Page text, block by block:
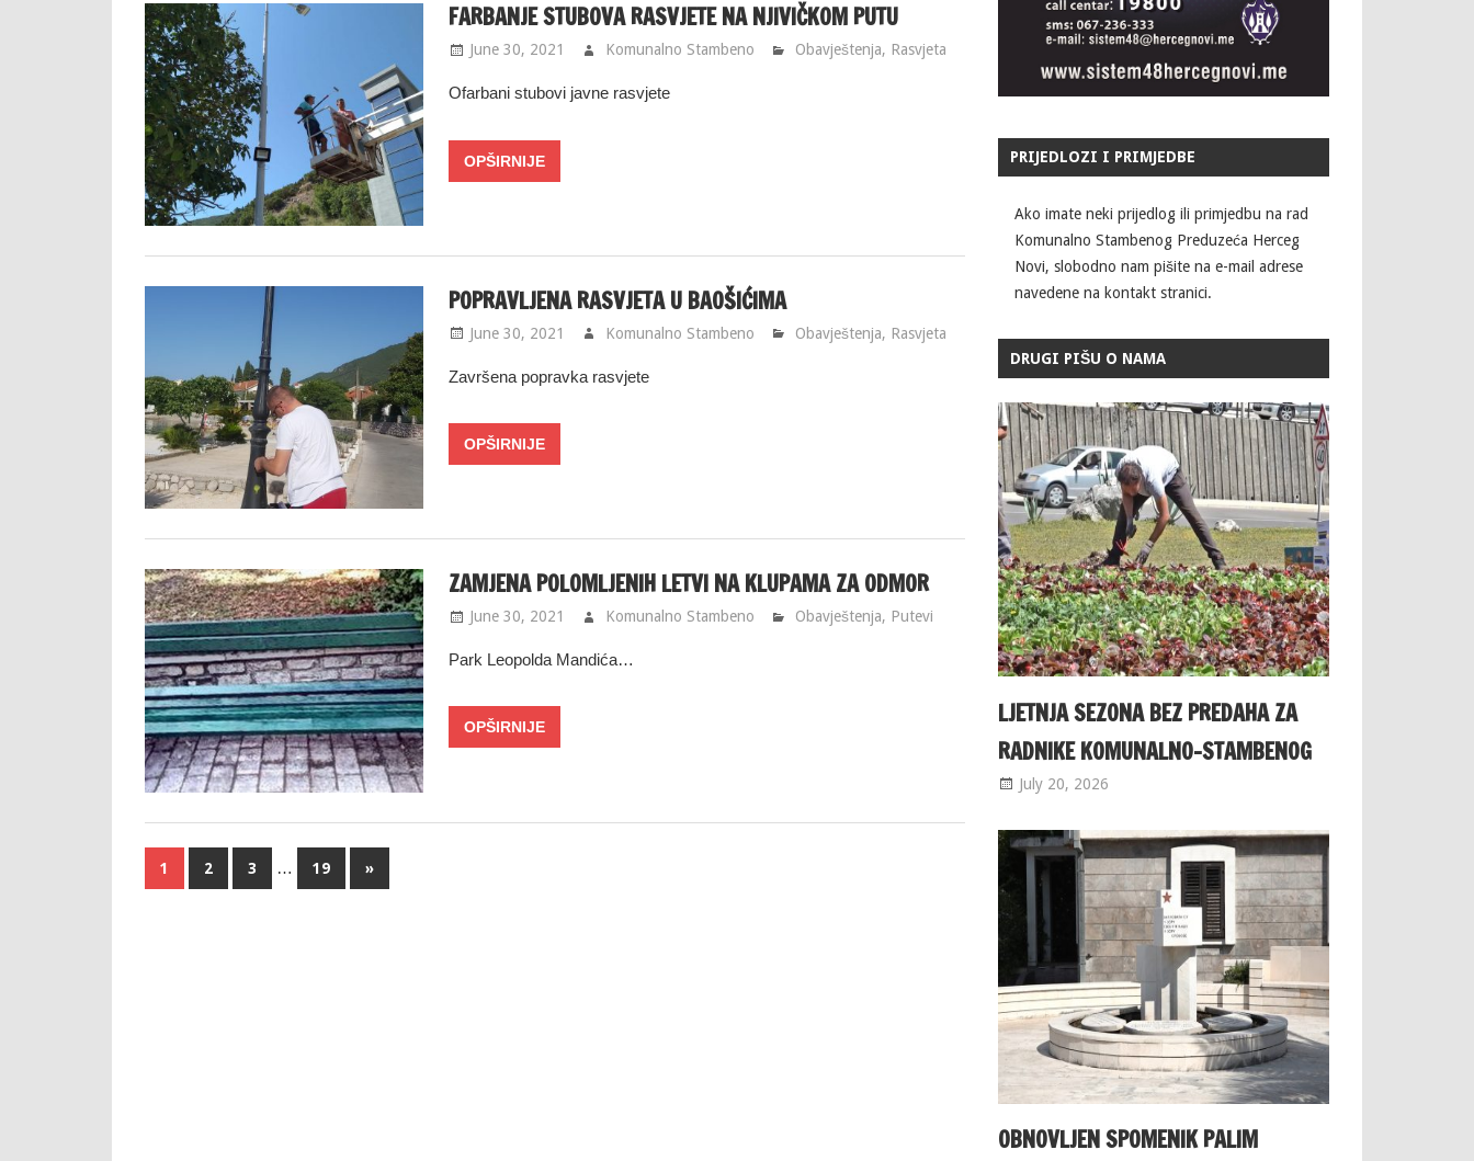
FARBANJE STUBOVA RASVJETE NA NJIVIČKOM PUTU
June 30, 2021 Komunalno Stambeno Obavještenja, Rasvjeta
Ofarbani stubovi javne rasvjete
POPRAVLJENA RASVJETA U BAOŠIĆIMA
June 30, 2021 Komunalno Stambeno Obavještenja, Rasvjeta
Završena popravka rasvjete
ZAMJENA POLOMLJENIH LETVI NA KLUPAMA ZA ODMOR
June 30, 2021 Komunalno Stambeno Obavještenja, Putevi
Park Leopolda Mandića…
1 2 3 … 19 »
PRIJEDLOZI I PRIMJEDBE
Ako imate neki prijedlog ili primjedbu na rad
Komunalno Stambenog Preduzeća Herceg
Novi, slobodno nam pišite na e-mail adrese
navedene na kontakt stranici.
DRUGI PIŠU O NAMA
LJETNJA SEZONA BEZ PREDAHA ZA
RADNIKE KOMUNALNO-STAMBENOG
July 20, 2026
OBNOVLJEN SPOMENIK PALIM